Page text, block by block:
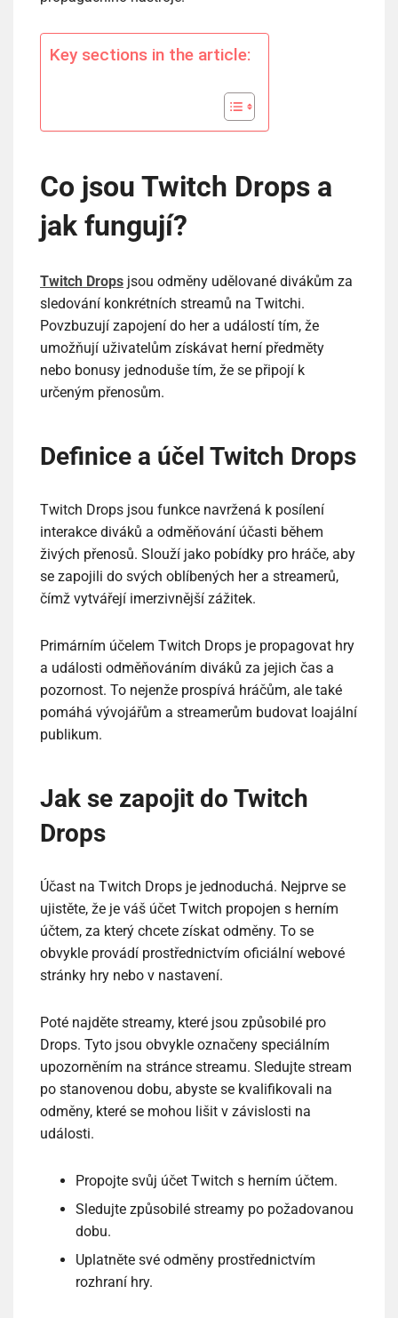
Key sections in the article:
Co jsou Twitch Drops a
jak fungují?
Twitch Drops jsou odměny udělované divákům za
sledování konkrétních streamů na Twitchi.
Povzbuzují zapojení do her a událostí tím, že
umožňují uživatelům získávat herní předměty
nebo bonusy jednoduše tím, že se připojí k
určeným přenosům.
Definice a účel Twitch Drops
Twitch Drops jsou funkce navržená k posílení
interakce diváků a odměňování účasti během
živých přenosů. Slouží jako pobídky pro hráče, aby
se zapojili do svých oblíbených her a streamerů,
čímž vytvářejí imerzivnější zážitek.
Primárním účelem Twitch Drops je propagovat hry
a události odměňováním diváků za jejich čas a
pozornost. To nejenže prospívá hráčům, ale také
pomáhá vývojářům a streamerům budovat loajální
publikum.
Jak se zapojit do Twitch
Drops
Účast na Twitch Drops je jednoduchá. Nejprve se
ujistěte, že je váš účet Twitch propojen s herním
účtem, za který chcete získat odměny. To se
obvykle provádí prostřednictvím oficiální webové
stránky hry nebo v nastavení.
Poté najděte streamy, které jsou způsobilé pro
Drops. Tyto jsou obvykle označeny speciálním
upozorněním na stránce streamu. Sledujte stream
po stanovenou dobu, abyste se kvalifikovali na
odměny, které se mohou lišit v závislosti na
události.
Propojte svůj účet Twitch s herním účtem.
Sledujte způsobilé streamy po požadovanou
dobu.
Uplatněte své odměny prostřednictvím
rozhraní hry.